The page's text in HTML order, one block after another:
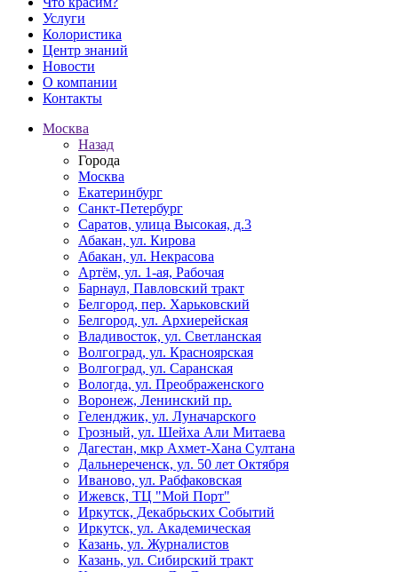
Услуги
Колористика
Центр знаний
Новости
О компании
Контакты
Москва
Назад
Города
Москва
Екатеринбург
Санкт-Петербург
Саратов, улица Высокая, д.3
Абакан, ул. Кирова
Абакан, ул. Некрасова
Артём, ул. 1-ая, Рабочая
Барнаул, Павловский тракт
Белгород, пер. Харьковский
Белгород, ул. Архиерейская
Владивосток, ул. Светланская
Волгоград, ул. Красноярская
Волгоград, ул. Саранская
Вологда, ул. Преображенского
Воронеж, Ленинский пр.
Геленджик, ул. Луначарского
Грозный, ул. Шейха Али Митаева
Дагестан, мкр Ахмет-Хана Султана
Дальнереченск, ул. 50 лет Октября
Иваново, ул. Рабфаковская
Ижевск, ТЦ "Мой Порт"
Иркутск, Декабрьских Событий
Иркутск, ул. Академическая
Казань, ул. Журналистов
Казань, ул. Сибирский тракт